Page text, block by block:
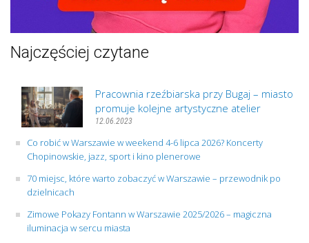
Najczęściej czytane
Pracownia rzeźbiarska przy Bugaj – miasto
promuje kolejne artystyczne atelier
12.06.2023
Co robić w Warszawie w weekend 4-6 lipca 2026? Koncerty
Chopinowskie, jazz, sport i kino plenerowe
70 miejsc, które warto zobaczyć w Warszawie – przewodnik po
dzielnicach
Zimowe Pokazy Fontann w Warszawie 2025/2026 – magiczna
iluminacja w sercu miasta